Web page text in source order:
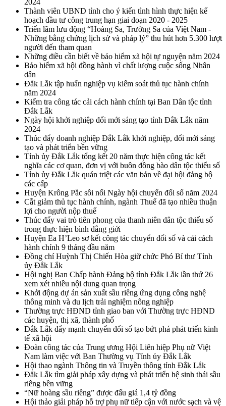
2024
Thành viên UBND tỉnh cho ý kiến tình hình thực hiện kế
hoạch đầu tư công trung hạn giai đoạn 2020 - 2025
Triển lãm lưu động “Hoàng Sa, Trường Sa của Việt Nam -
Những bằng chứng lịch sử và pháp lý” thu hút hơn 5.300 lượt
người đến tham quan
Những điều cần biết về bảo hiểm xã hội tự nguyện năm 2024
Bảo hiểm xã hội đồng hành vì chất lượng cuộc sống Nhân
dân
Đắk Lắk tập huấn nghiệp vụ kiểm soát thủ tục hành chính
năm 2024
Kiểm tra công tác cải cách hành chính tại Ban Dân tộc tỉnh
Đắk Lắk
Ngày hội khởi nghiệp đổi mới sáng tạo tỉnh Đắk Lắk năm
2024
Thúc đẩy doanh nghiệp Đắk Lắk khởi nghiệp, đổi mới sáng
tạo và phát triển bền vững
Tỉnh ủy Đắk Lắk tổng kết 20 năm thực hiện công tác kết
nghĩa các cơ quan, đơn vị với buôn đồng bào dân tộc thiểu số
Tỉnh ủy Đắk Lắk quán triệt các văn bản về đại hội đảng bộ
các cấp
Huyện Krông Pắc sôi nổi Ngày hội chuyển đổi số năm 2024
Cắt giảm thủ tục hành chính, ngành Thuế đã tạo nhiều thuận
lợi cho người nộp thuế
Thúc đẩy vai trò tiên phong của thanh niên dân tộc thiểu số
trong thực hiện bình đẳng giới
Huyện Ea H’Leo sơ kết công tác chuyển đổi số và cải cách
hành chính 9 tháng đầu năm
Đồng chí Huỳnh Thị Chiến Hòa giữ chức Phó Bí thư Tỉnh
ủy Đắk Lắk
Hội nghị Ban Chấp hành Đảng bộ tỉnh Đắk Lắk lần thứ 26
xem xét nhiều nội dung quan trọng
Khởi động dự án sản xuất sầu riêng ứng dụng công nghệ
thông minh và du lịch trải nghiệm nông nghiệp
Thường trực HĐND tỉnh giao ban với Thường trực HĐND
các huyện, thị xã, thành phố
Đắk Lắk đẩy mạnh chuyển đổi số tạo bứt phá phát triển kinh
tế xã hội
Đoàn công tác của Trung ương Hội Liên hiệp Phụ nữ Việt
Nam làm việc với Ban Thường vụ Tỉnh ủy Đắk Lắk
Hội thao ngành Thông tin và Truyền thông tỉnh Đắk Lắk
Đắk Lắk tìm giải pháp xây dựng và phát triển hệ sinh thái sầu
riêng bền vững
“Nữ hoàng sầu riêng” được đấu giá 1,4 tỷ đồng
Hội thảo giải pháp hỗ trợ phụ nữ tiếp cận với nước sạch và vệ